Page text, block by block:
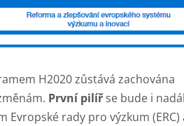
H2020 zůstává zachována
První pilířse bude i
rady pro výzkum (ERC)